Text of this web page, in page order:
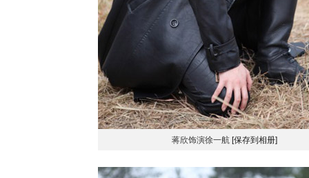
蒋欣饰演徐一航 [保存到相册]